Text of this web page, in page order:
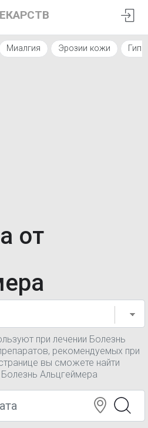
Миалгия Эрозии кожи
от
при лечении Болезнь
рекомендуемых при
вы сможете найти
Альцгеймера